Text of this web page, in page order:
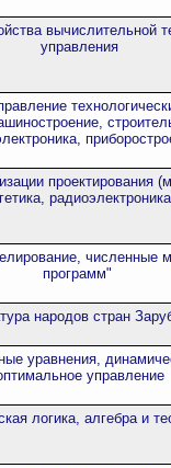
вычислительной
управления
проектирования
численные
программ"
народов стран
уравнения,
управление
логика, алгебра и